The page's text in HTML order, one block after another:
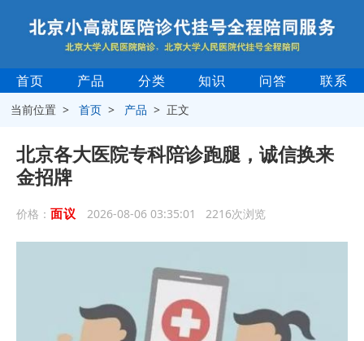
首页 产品 分类 知识 问答 联系
当前位置 >首页 > 产品 > 正文
北京各大医院专科陪诊跑腿，诚信换来
金招牌
价格： 面议 2026-08-06 03:35:01 2216次浏览